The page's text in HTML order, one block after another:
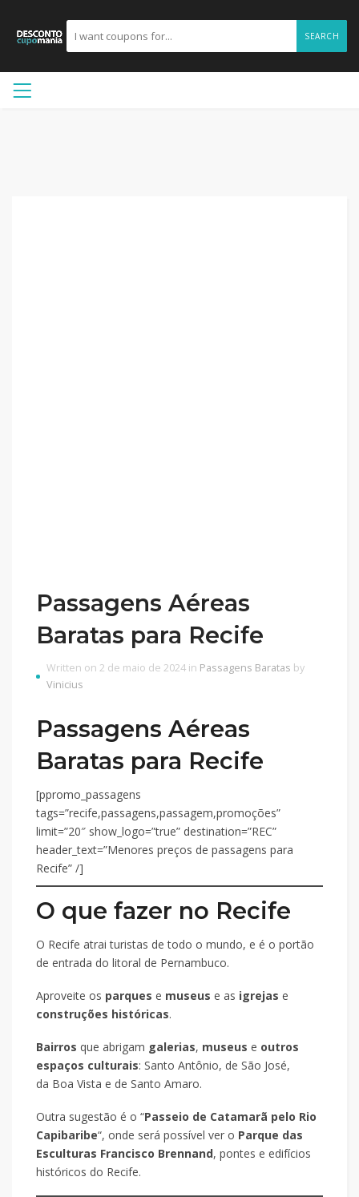
SEARCH
Passagens Aéreas
Baratas para Recife
Written on 2 de maio de 2024 in Passagens Baratas by
Vinicius
Passagens Aéreas
Baratas para Recife
[ppromo_passagens
tags=”recife,passagens,passagem,promoções”
limit=”20″ show_logo=”true” destination=”REC”
header_text=”Menores preços de passagens para
Recife” /]
O que fazer no Recife
O Recife atrai turistas de todo o mundo, e é o portão
de entrada do litoral de Pernambuco.
Aproveite os parques e museus e as igrejas e
construções históricas.
Bairros que abrigam galerias, museus e outros
espaços culturais: Santo Antônio, de São José,
da Boa Vista e de Santo Amaro.
Outra sugestão é o “Passeio de Catamarã pelo Rio
Capibaribe“, onde será possível ver o Parque das
Esculturas Francisco Brennand, pontes e edifícios
históricos do Recife.